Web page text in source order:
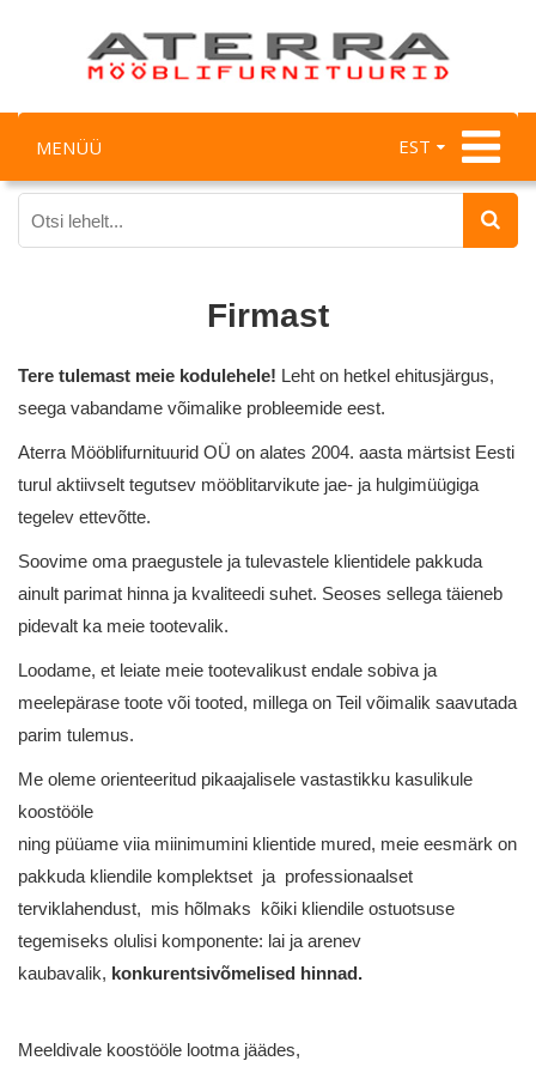
EST
MENÜÜ
Firmast
Tere tulemast meie kodulehele! Leht on hetkel ehitusjärgus,
seega vabandame võimalike probleemide eest.
Aterra Mööblifurnituurid OÜ on alates 2004. aasta märtsist Eesti
turul aktiivselt tegutsev mööblitarvikute jae- ja hulgimüügiga
tegelev ettevõtte.
Soovime oma praegustele ja tulevastele klientidele pakkuda
ainult parimat hinna ja kvaliteedi suhet. Seoses sellega täieneb
pidevalt ka meie tootevalik.
Loodame, et leiate meie tootevalikust endale sobiva ja
meelepärase toote või tooted, millega on Teil võimalik saavutada
parim tulemus.
Me oleme orienteeritud pikaajalisele vastastikku kasulikule
koostööle
ning püüame viia miinimumini klientide mured, meie eesmärk on
pakkuda kliendile komplektset ja professionaalset
terviklahendust, mis hõlmaks kõiki kliendile ostuotsuse
tegemiseks olulisi komponente: lai ja arenev
kaubavalik, konkurentsivõmelised hinnad.
Meeldivale koostööle lootma jäädes,